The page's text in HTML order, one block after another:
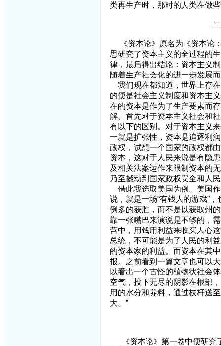
类再生产时，那时的人类在做
二、关于社会
《资本论》原名为《资本论
思研究了资本主义的全过程的
律，最后得出结论：资本主义
随着生产社会化的进一步发展
我们现在都知道，世界上存
的便是社会主义制度和资本主
在的资本是作为了生产要素而
解。首先对于资本主义社会和
有以下的区别。对于资本主义
一就是扩张性，资本是追逐利
政权，试想一个国家的政权都
资本，这对于人民来说是有隐
及相关法案运作来限制资本的
乃至撼动到国家政权安全和人
借此我选取美国为例。美国
说，就是一场“有钱人的游戏”
例多的获胜，而不是以获取州
靠一张嘴巴来演说是不够的，
营中，用钱用利益来收买人心
总统，不可能是为了人民的利
的资本家的利益。而资本在其
报。之前看到一篇文章也可以
以看出一个古怪的植物状社会
空气，投下无尽的阴影在根部
用的水分和养料，通过枝杆送
大。”
《资本论》第一卷中便研究